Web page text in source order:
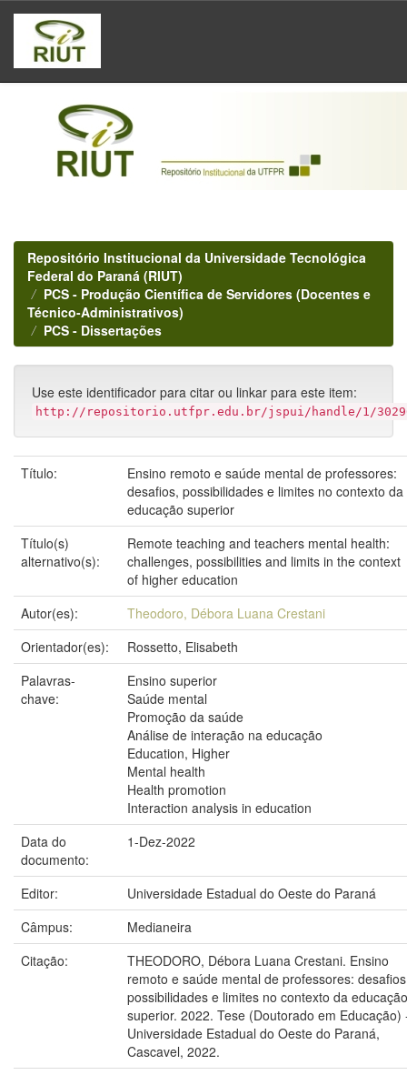
Skip
navigation
Repositório Institucional da Universidade Tecnológica
Federal do Paraná (RIUT)
PCS - Produção Científica de Servidores (Docentes e
Técnico-Administrativos)
PCS - Dissertações
Use este identificador para citar ou linkar para este item:
http://repositorio.utfpr.edu.br/jspui/handle/1/
Título:
Ensino remoto e saúde mental de professores:
desafios, possibilidades e limites no contexto da
educação superior
Título(s)
alternativo(s):
Remote teaching and teachers mental health:
challenges, possibilities and limits in the context
of higher education
Autor(es):
Theodoro, Débora Luana Crestani
Orientador(es):
Rossetto, Elisabeth
Palavras-
chave:
Ensino superior
Saúde mental
Promoção da saúde
Análise de interação na educação
Education, Higher
Mental health
Health promotion
Interaction analysis in education
Data do
documento:
1-Dez-2022
Editor:
Universidade Estadual do Oeste do Paraná
Câmpus:
Medianeira
Citação:
THEODORO, Débora Luana Crestani. Ensino
remoto e saúde mental de professores:
possibilidades e limites no contexto da educação
superior. 2022. Tese (Doutorado em Educação)
Universidade Estadual do Oeste do Paraná,
Cascavel, 2022.